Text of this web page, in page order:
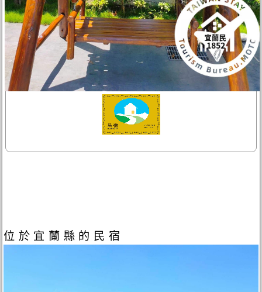
位於宜蘭縣的民宿